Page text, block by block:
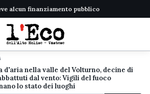
alcun finanziamento pubblico
d'aria nella valle del Volturno, decine di
dal vento: Vigili del fuoco
lo stato dei luoghi